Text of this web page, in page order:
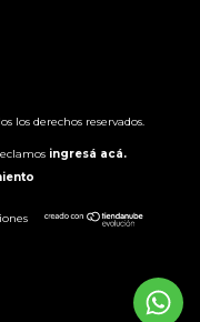
los derechos reservados.
ingresá acá.